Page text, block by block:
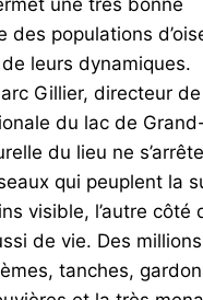
une très bonne
des populations
leurs dynamiques.
Gillier, directeur
du lac de
du lieu ne
qui peuplent la
visible, l’autre côté
de vie. Des
tanches,